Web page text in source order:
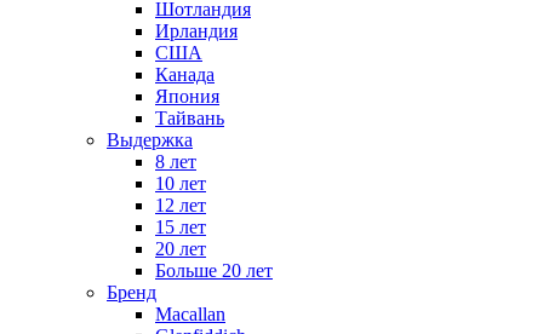
Шотландия
Ирландия
США
Канада
Япония
Тайвань
Выдержка
8 лет
10 лет
12 лет
15 лет
20 лет
Больше 20 лет
Бренд
Macallan